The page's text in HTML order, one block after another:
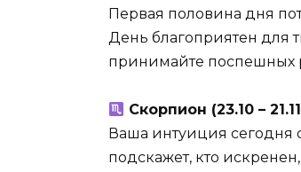
Первая половина дня
День благоприятен для
принимайте поспешных
Скорпион (23.10 –
Ваша интуиция сегодня
подскажет, кто